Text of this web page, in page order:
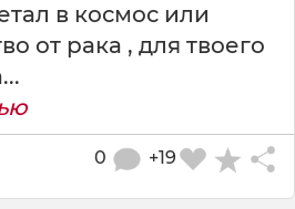
в космос или
от рака , для твоего
+19
0